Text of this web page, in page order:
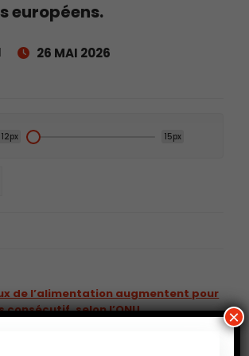
européens.
26 MAI 2026
12px 15px
de l’alimentation augmentent pour
selon l’ONU.
×